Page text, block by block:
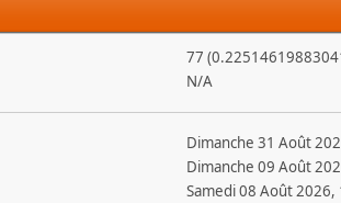
77
N/A
Dimanche 31 Août
Dimanche 09 Août
Samedi 08 Août 2026,